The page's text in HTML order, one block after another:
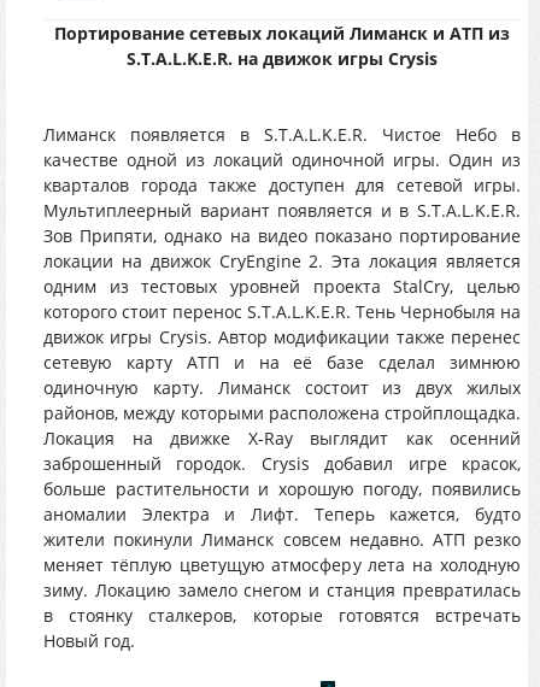
Портирование сетевых локаций Лиманск и АТП из
S.T.A.L.K.E.R. на движок игры Crysis
Лиманск появляется в S.T.A.L.K.E.R. Чистое Небо в
качестве одной из локаций одиночной игры. Один из
кварталов города также доступен для сетевой игры.
Мультиплеерный вариант появляется и в S.T.A.L.K.E.R.
Зов Припяти, однако на видео показано портирование
локации на движок CryEngine 2. Эта локация является
одним из тестовых уровней проекта StalCry, целью
которого стоит перенос S.T.A.L.K.E.R. Тень Чернобыля на
движок игры Crysis. Автор модификации также перенес
сетевую карту АТП и на её базе сделал зимнюю
одиночную карту. Лиманск состоит из двух жилых
районов, между которыми расположена стройплощадка.
Локация на движке X-Ray выглядит как осенний
заброшенный городок. Crysis добавил игре красок,
больше растительности и хорошую погоду, появились
аномалии Электра и Лифт. Теперь кажется, будто
жители покинули Лиманск совсем недавно. АТП резко
меняет тёплую цветущую атмосферу лета на холодную
зиму. Локацию замело снегом и станция превратилась
в стоянку сталкеров, которые готовятся встречать
Новый год.